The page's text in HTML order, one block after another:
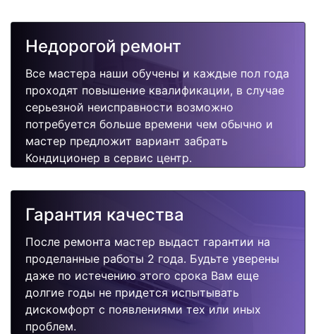
Недорогой ремонт
Все мастера наши обучены и каждые пол года
проходят повышение квалификации, в случае
серьезной неисправности возможно
потребуется больше времени чем обычно и
мастер предложит вариант забрать
Кондиционер в сервис центр.
Гарантия качества
После ремонта мастер выдаст гарантии на
проделанные работы 2 года. Будьте уверены
даже по истечению этого срока Вам еще
долгие годы не придется испытывать
дискомфорт с появлениями тех или иных
проблем.